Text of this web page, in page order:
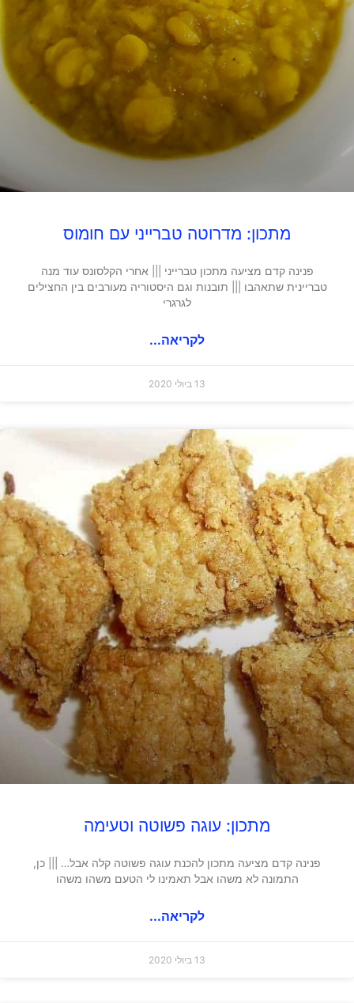
מתכון: מדרוטה טברייני עם חומוס
פנינה קדם מציעה מתכון טברייני ||| אחרי הקלסונס עוד מנה
טבריינית שתאהבו ||| תובנות וגם היסטוריה מעורבים בין החצילים
לגרגרי
לקריאה...
13 ביולי 2020
מתכון: עוגה פשוטה וטעימה
פנינה קדם מציעה מתכון להכנת עוגה פשוטה קלה אבל… ||| כן,
התמונה לא משהו אבל תאמינו לי הטעם משהו משהו
לקריאה...
13 ביולי 2020